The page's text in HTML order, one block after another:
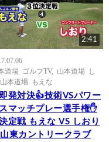
2:41
道場 ゴルフTV, 山本道場 し
山本道場 もえな
発対決👍技術VSパワー
マッチプレー選手権✋
定戦 もえな VS しおり
東カントリークラブ